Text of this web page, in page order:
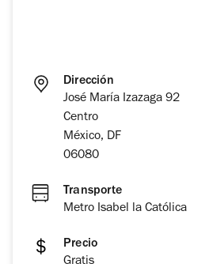
Dirección
José María Izazaga 92
Centro
México, DF
06080
Transporte
Metro Isabel la Católica
Precio